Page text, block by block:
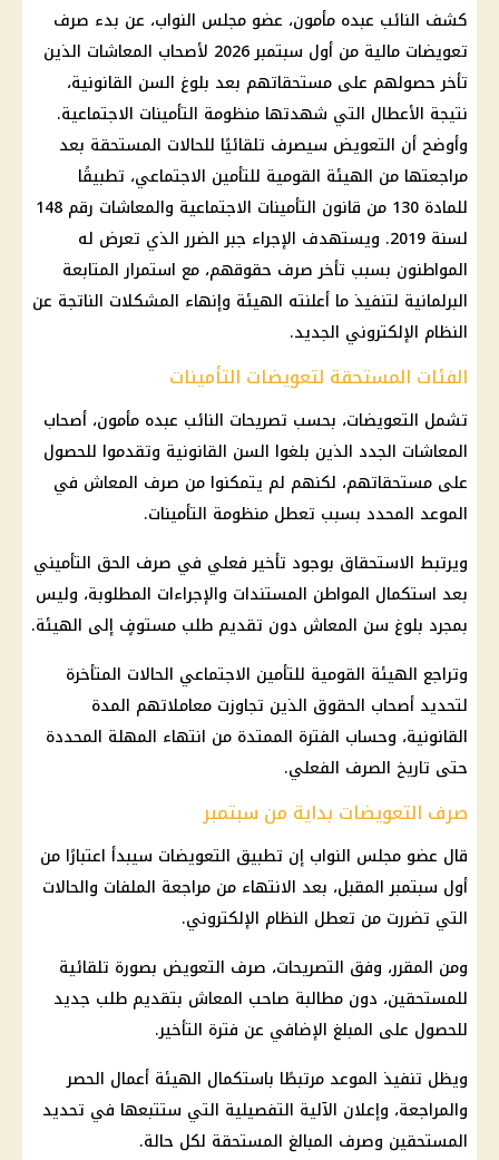
كشف النائب عبده مأمون، عضو مجلس النواب، عن بدء صرف
تعويضات مالية من أول سبتمبر 2026 لأصحاب المعاشات الذين
تأخر حصولهم على مستحقاتهم بعد بلوغ السن القانونية،
نتيجة الأعطال التي شهدتها منظومة التأمينات الاجتماعية.
وأوضح أن التعويض سيصرف تلقائيًا للحالات المستحقة بعد
مراجعتها من الهيئة القومية للتأمين الاجتماعي، تطبيقًا
للمادة 130 من قانون التأمينات الاجتماعية والمعاشات رقم 148
لسنة 2019. ويستهدف الإجراء جبر الضرر الذي تعرض له
المواطنون بسبب تأخر صرف حقوقهم، مع استمرار المتابعة
البرلمانية لتنفيذ ما أعلنته الهيئة وإنهاء المشكلات الناتجة عن
النظام الإلكتروني الجديد.
الفئات المستحقة لتعويضات التأمينات
تشمل التعويضات، بحسب تصريحات النائب عبده مأمون، أصحاب
المعاشات الجدد الذين بلغوا السن القانونية وتقدموا للحصول
على مستحقاتهم، لكنهم لم يتمكنوا من صرف المعاش في
الموعد المحدد بسبب تعطل منظومة التأمينات.
ويرتبط الاستحقاق بوجود تأخير فعلي في صرف الحق التأميني
بعد استكمال المواطن المستندات والإجراءات المطلوبة، وليس
بمجرد بلوغ سن المعاش دون تقديم طلب مستوفٍ إلى الهيئة.
وتراجع الهيئة القومية للتأمين الاجتماعي الحالات المتأخرة
لتحديد أصحاب الحقوق الذين تجاوزت معاملاتهم المدة
القانونية، وحساب الفترة الممتدة من انتهاء المهلة المحددة
حتى تاريخ الصرف الفعلي.
صرف التعويضات بداية من سبتمبر
قال عضو مجلس النواب إن تطبيق التعويضات سيبدأ اعتبارًا من
أول سبتمبر المقبل، بعد الانتهاء من مراجعة الملفات والحالات
التي تضررت من تعطل النظام الإلكتروني.
ومن المقرر، وفق التصريحات، صرف التعويض بصورة تلقائية
للمستحقين، دون مطالبة صاحب المعاش بتقديم طلب جديد
للحصول على المبلغ الإضافي عن فترة التأخير.
ويظل تنفيذ الموعد مرتبطًا باستكمال الهيئة أعمال الحصر
والمراجعة، وإعلان الآلية التفصيلية التي ستتبعها في تحديد
المستحقين وصرف المبالغ المستحقة لكل حالة.